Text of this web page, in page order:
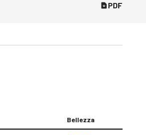
PDF
Bellezza